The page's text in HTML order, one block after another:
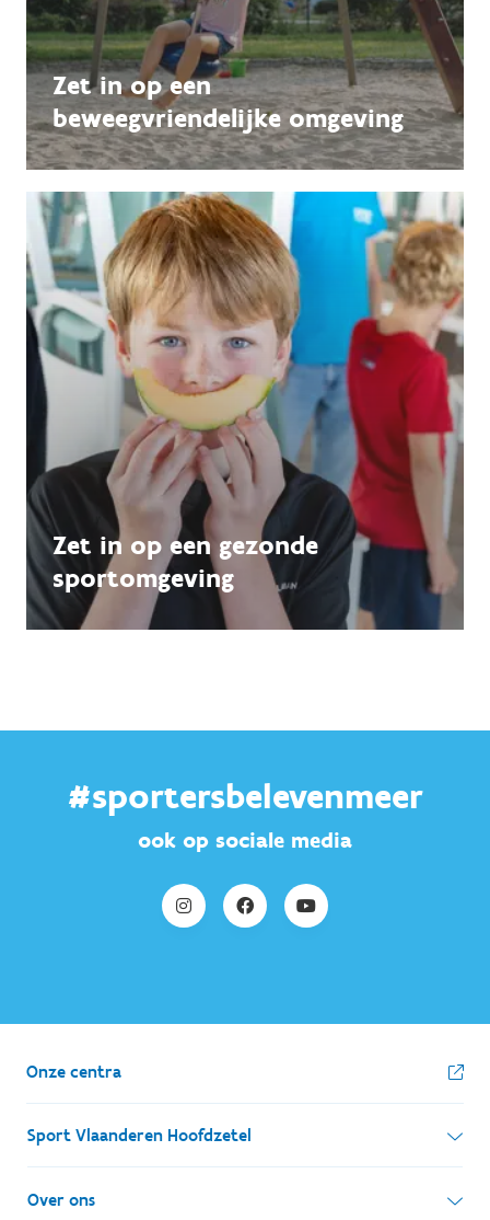
Zet in op een
beweegvriendelijke omgeving
Zet in op een gezonde
sportomgeving
#sportersbelevenmeer
ook op sociale media
Onze centra
Sport Vlaanderen Hoofdzetel
Simon Bolivarlaan 17
Over ons